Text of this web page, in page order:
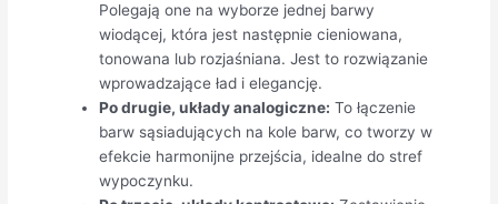
Polegają one na wyborze jednej barwy
wiodącej, która jest następnie cieniowana,
tonowana lub rozjaśniana. Jest to rozwiązanie
wprowadzające ład i elegancję.
Po drugie, układy analogiczne: To łączenie
barw sąsiadujących na kole barw, co tworzy w
efekcie harmonijne przejścia, idealne do stref
wypoczynku.